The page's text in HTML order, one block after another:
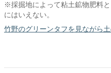
※採掘地によって粘土鉱物肥料
にはいえない。
竹野のグリーンタフを見ながら